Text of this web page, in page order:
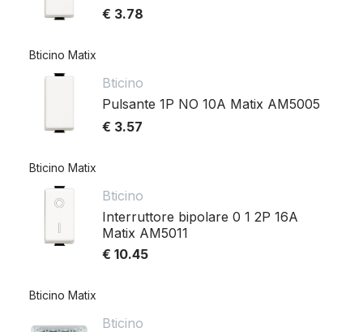
€ 3.78
Bticino Matix
Bticino
Pulsante 1P NO 10A Matix AM5005
€ 3.57
Bticino Matix
Bticino
Interruttore bipolare 0 1 2P 16A
Matix AM5011
€ 10.45
Bticino Matix
Bticino